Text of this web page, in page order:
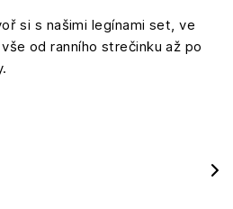
si s našimi legínami set, ve
od ranního strečinku až po